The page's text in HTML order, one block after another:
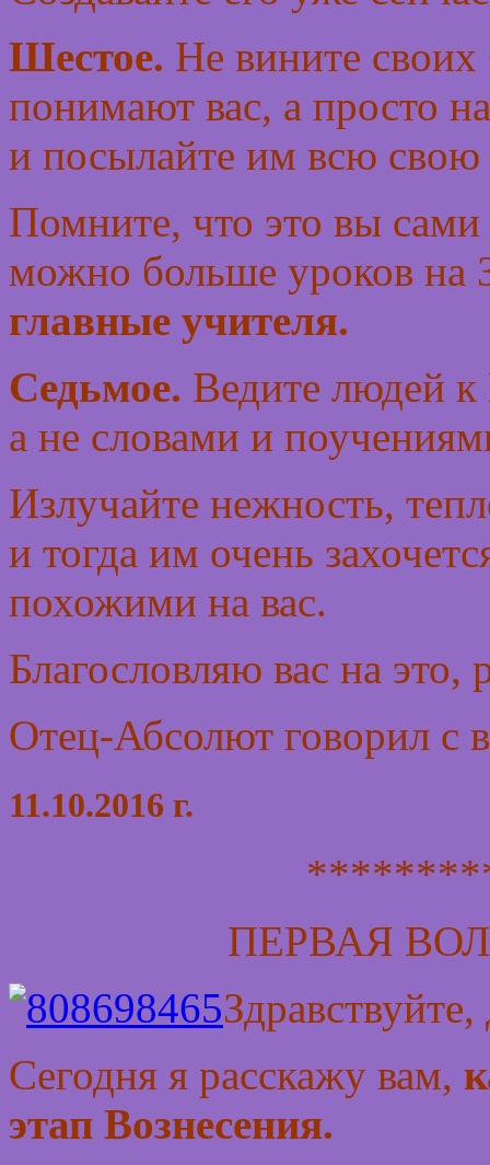
Шестое. Не вините своих
понимают вас, а просто
и посылайте им всю
Помните, что это вы
можно больше уроков на
главные учителя.
Седьмое. Ведите людей
а не словами и
Излучайте нежность,
и тогда им очень
похожими на вас.
Благословляю вас на
Отец-Абсолют говорил с
11.10.2016 г.
ПЕРВАЯ
Сегодня я расскажу вам,
этап Вознесения.